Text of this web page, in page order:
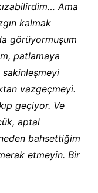
Ama
kalmak
görüyormuşum
patlamaya
vazgeçmeyi.
geçiyor. Ve
aptal
bahsettiğim
etmeyin. Bir